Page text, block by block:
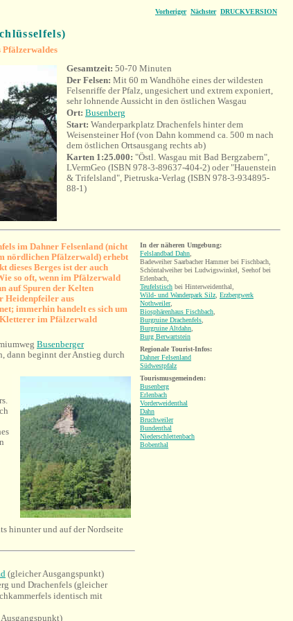
Vorheriger Nächster DRUCKVERSION
Pfälzerwaldes
Gesamtzeit: 50-70 Minuten
Der Felsen: Mit 60 m Wandhöhe eines der wildesten
Felsenriffe der Pfalz, ungesichert und extrem exponiert,
sehr lohnende Aussicht in den östlichen Wasgau
Ort: Busenberg
Start: Wanderparkplatz Drachenfels hinter dem
Weisensteiner Hof (von Dahn kommend ca. 500 m nach
dem östlichen Ortsausgang rechts ab)
Karten 1:25.000: "Östl. Wasgau mit Bad Bergzabern",
LVermGeo (ISBN 978-3-89637-404-2) oder "Hauenstein
& Trifelsland", Pietruska-Verlag (ISBN 978-3-934895-
88-1)
im Dahner Felsenland (nicht
nördlichen Pfälzerwald) erhebt
dieses Berges ist der auch
so oft, wenn im Pfälzerwald
auf Spuren der Kelten
Heidenpfeiler aus
immerhin handelt es sich um
im Pfälzerwald
Busenberger
dann beginnt der Anstieg durch
hinunter und auf der Nordseite
(gleicher Ausgangspunkt)
und Drachenfels (gleicher
identisch mit
In der näheren Umgebung:
Felslandbad Dahn
Badeweiher Saarbacher Hammer bei Fischbach,
Schöntalweiher bei Ludwigswinkel, Seehof bei
Erlenbach,
Teufelstisch bei Hinterweidenthal,
Wild- und Wanderpark Silz Erzbergwerk
Nothweiler,
Biosphärenhaus Fischbach
Burgruine Drachenfels
Burgruine Altdahn
Burg Berwartstein
Regionale Tourist-Infos:
Dahner Felsenland
Südwestpfalz
Tourismusgemeinden:
Busenberg
Erlenbach
Vorderweidenthal
Dahn
Bruchweiler
Bundenthal
Niederschlettenbach
Bobenthal